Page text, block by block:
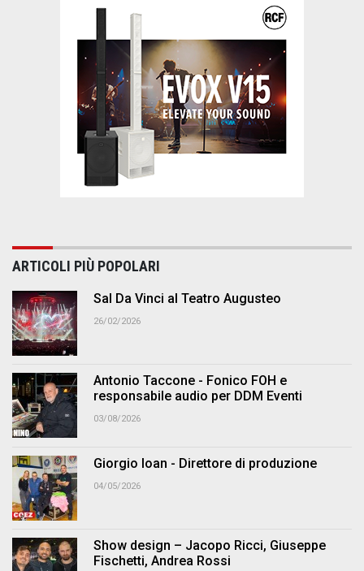
ARTICOLI PIÙ POPOLARI
Sal Da Vinci al Teatro Augusteo
26/02/2026
Antonio Taccone - Fonico FOH e
responsabile audio per DDM Eventi
03/08/2026
Giorgio Ioan - Direttore di produzione
04/05/2026
Show design – Jacopo Ricci, Giuseppe
Fischetti, Andrea Rossi